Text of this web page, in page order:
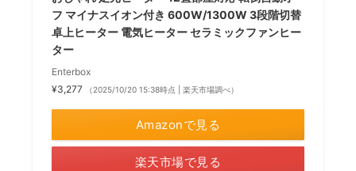
フ マイナスイオン付き 600W/1300W 3段階切替
卓上ヒーター 電気ヒーター セラミックファンヒー
ター
Enterbox
¥3,277
（2025/10/20 15:38時点 | 楽天市場調べ）
Amazonで見る
楽天市場で見る